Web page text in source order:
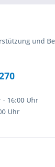
und
- 16:00 Uhr
Uhr